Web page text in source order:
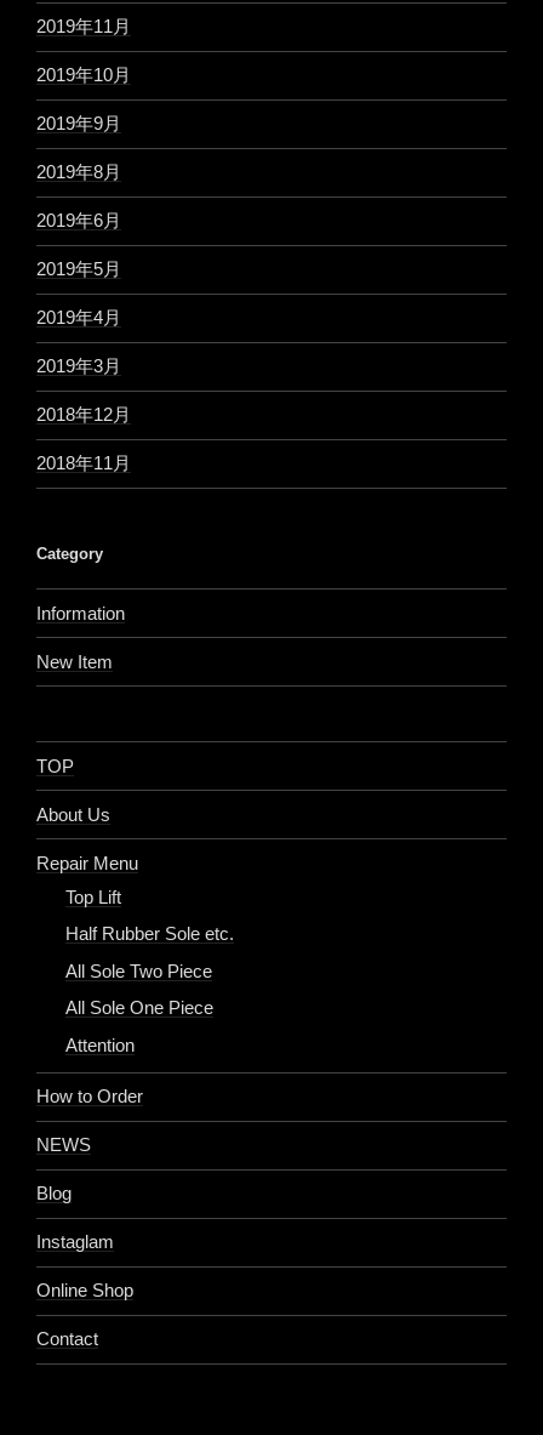
2019年11月
2019年10月
2019年9月
2019年8月
2019年6月
2019年5月
2019年4月
2019年3月
2018年12月
2018年11月
Category
Information
New Item
TOP
About Us
Repair Menu
Top Lift
Half Rubber Sole etc.
All Sole Two Piece
All Sole One Piece
Attention
How to Order
NEWS
Blog
Instaglam
Online Shop
Contact